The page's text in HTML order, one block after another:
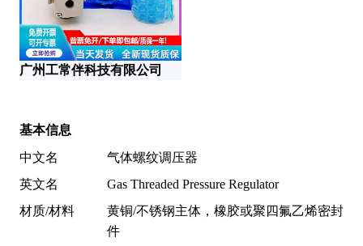
广州工常伴科技有限公司
基本信息
中文名
气体螺纹调压器
英文名
Gas Threaded Pressure Regulator
材质/材料
黄铜/不锈钢主体，橡胶或聚四氟乙烯密封
件